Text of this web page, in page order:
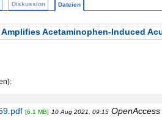
Diskussion Dateien
Acetaminophen-Induced
[6.1 MB] 10 Aug 2021, 09:15 OpenAccess